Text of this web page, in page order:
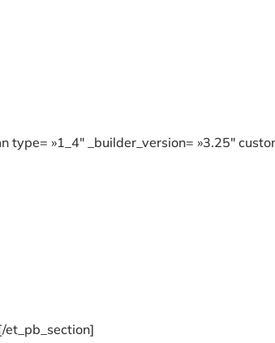
»1_4″ _builder_version= »3.25″